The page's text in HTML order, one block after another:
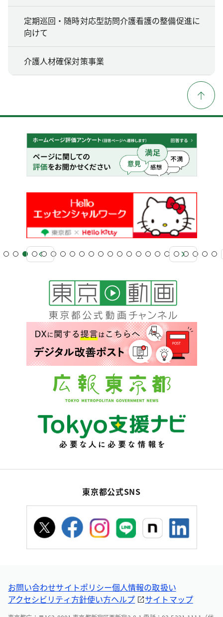
定期巡回・随時対応型訪問介護看護の整備促進に
向けて
介護人材確保対策事業
東京都公式SNS
お問い合わせサイトポリシー個人情報の取扱い
アクセシビリティ方針使い方ヘルプ サイトマップ